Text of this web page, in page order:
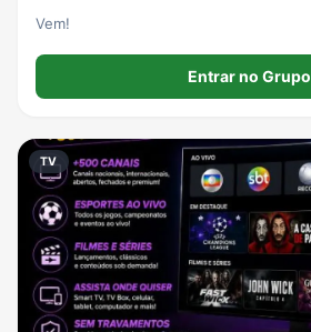
Vem!
Entrar no Grupo
TV